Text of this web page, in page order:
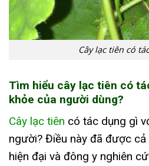
Cây lạc tiên có
Tìm hiểu cây lạc tiên có
khỏe của người dùng?
Cây lạc tiên có tác dụng gì
người? Điều này đã được
hiện đại và đông y nghiên